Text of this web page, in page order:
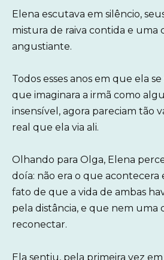
Elena escutava em silêncio,
mistura de raiva contida e uma
angustiante.
Todos esses anos em que ela
que imaginara a irmã como
insensível, agora pareciam tão
real que ela via ali.
Olhando para Olga, Elena
doía: não era o que acontecera
fato de que a vida de ambas
pela distância, e que nem uma
reconectar.
Ela sentiu, pela primeira vez